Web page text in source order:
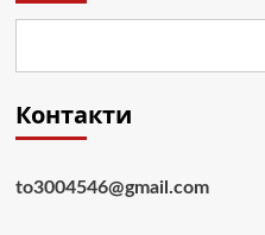
Контакти
to3004546@gmail.com